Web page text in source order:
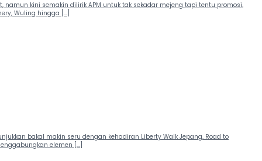
kini semakin dilirik APM untuk tak sekadar mejeng tapi tentu promosi.
Wuling hingga […]
bakal makin seru dengan kehadiran Liberty Walk Jepang. Road to
elemen […]